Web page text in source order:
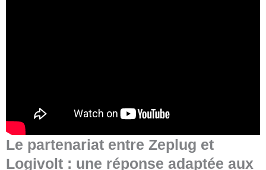
Le partenariat entre Zeplug et
Logivolt : une réponse adaptée aux